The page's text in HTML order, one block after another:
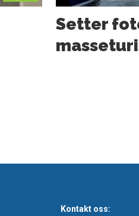
Setter
Kontakt oss: